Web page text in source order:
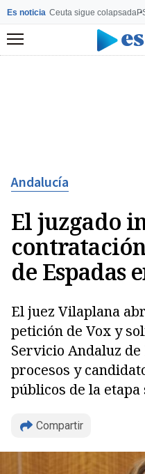
Es noticia Ceuta sigue colapsada
Menú
Andalucía
El juzgado
de Espadas
El juez Vilaplana
petición de Vox y
Servicio Andaluz
procesos y
públicos de la etapa
Compartir